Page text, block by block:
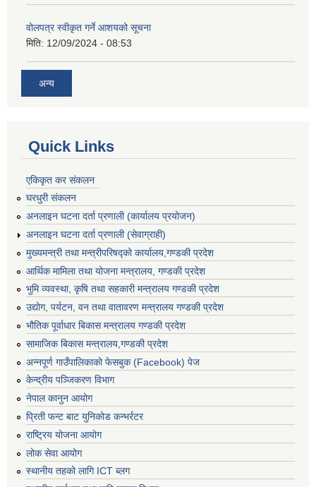
वोलपत्र स्वीकृत गर्ने आशयको सूचना
मिति: 12/09/2024 - 08:53
अन्य
Quick Links
एकिकृत कर संकलन
घरधुरी संकलन
अनलाइन घटना दर्ता प्रणाली (कार्यालय प्रयोजन)
अनलाइन घटना दर्ता प्रणाली (सेवाग्राही)
मुख्यमन्त्री तथा मन्त्रीपरिषद्को कार्यालय,गण्डकी प्रदेश
आर्थिक मामिला तथा योजना मन्त्रालय, गण्डकी प्रदेश
भुमि व्यवस्था, कृषि तथा सहकारी मन्त्रालय गण्डकी प्रदेश
उद्योग, पर्यटन, वन तथा वातावरण मन्त्रालय गण्डकी प्रदेश
भौतिक पूर्वाधार बिकास मन्त्रालय गण्डकी प्रदेश
सामाजिक बिकास मन्त्रालय,गण्डकी प्रदेश
अन्नपूर्ण गाउँपालिकाको फेसबुक (Facebook) पेज
केन्द्रीय पञ्जिकरण विभाग
नेपाल कानुन आयोग
प्रिती फन्ट बाट युनिकोड कन्भर्रटर
राष्ट्रिय योजना आयोग
लोक सेवा आयोग
स्थानीय तहको लागि ICT ब्लग